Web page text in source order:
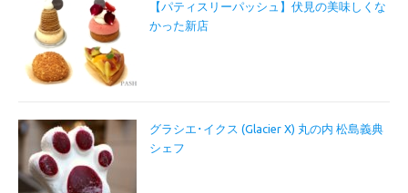
【パティスリーパッシュ】伏見の美味しくな
かった新店
グラシエ･イクス (Glacier X) 丸の内 松島義典
シェフ